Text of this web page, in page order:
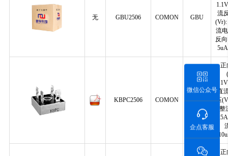
无 GBU2506 COMON GBU
流
(Vr):
流
反
KBPC2506 COMON KBPC
正
直
压
整
正
微信公众号
企点客服